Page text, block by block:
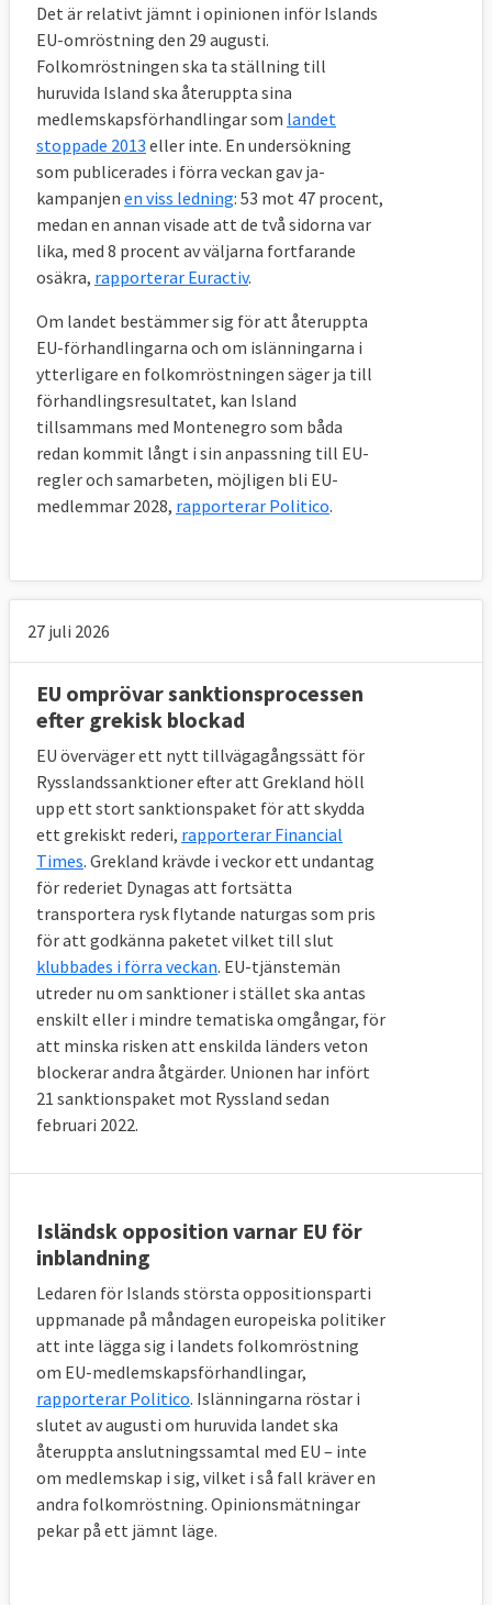
Det är relativt jämnt i opinionen inför Islands
EU-omröstning den 29 augusti.
Folkomröstningen ska ta ställning till
huruvida Island ska återuppta sina
medlemskapsförhandlingar som landet
stoppade 2013 eller inte. En undersökning
som publicerades i förra veckan gav ja-
kampanjen en viss ledning: 53 mot 47 procent,
medan en annan visade att de två sidorna var
lika, med 8 procent av väljarna fortfarande
osäkra, rapporterar Euractiv.
Om landet bestämmer sig för att återuppta
EU-förhandlingarna och om islänningarna i
ytterligare en folkomröstningen säger ja till
förhandlingsresultatet, kan Island
tillsammans med Montenegro som båda
redan kommit långt i sin anpassning till EU-
regler och samarbeten, möjligen bli EU-
medlemmar 2028, rapporterar Politico.
27 juli 2026
EU omprövar sanktionsprocessen
efter grekisk blockad
EU överväger ett nytt tillvägagångssätt för
Rysslandssanktioner efter att Grekland höll
upp ett stort sanktionspaket för att skydda
ett grekiskt rederi, rapporterar Financial
Times. Grekland krävde i veckor ett undantag
för rederiet Dynagas att fortsätta
transportera rysk flytande naturgas som pris
för att godkänna paketet vilket till slut
klubbades i förra veckan. EU-tjänstemän
utreder nu om sanktioner i stället ska antas
enskilt eller i mindre tematiska omgångar, för
att minska risken att enskilda länders veton
blockerar andra åtgärder. Unionen har infört
21 sanktionspaket mot Ryssland sedan
februari 2022.
Isländsk opposition varnar EU för
inblandning
Ledaren för Islands största oppositionsparti
uppmanade på måndagen europeiska politiker
att inte lägga sig i landets folkomröstning
om EU-medlemskapsförhandlingar,
rapporterar Politico. Islänningarna röstar i
slutet av augusti om huruvida landet ska
återuppta anslutningssamtal med EU – inte
om medlemskap i sig, vilket i så fall kräver en
andra folkomröstning. Opinionsmätningar
pekar på ett jämnt läge.